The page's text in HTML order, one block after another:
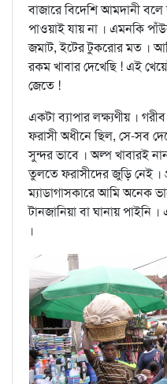
বাজারে বিদেশি আমদানী
পাওয়াই যায় না । এমনকি
জমাট, ইটের টুকরোর মত ।
রকম খাবার দেখেছি ! এই
জেতে !
একটা ব্যাপার লক্ষ্যণীয় ।
ফরাসী অধীনে ছিল, সে-সব
সুন্দর ভাবে । অল্প খাবারই
তুলতে ফরাসীদের জুড়ি নেই ।
ম্যাডাগাসকারে আমি অনেক
টানজানিয়া বা ঘানায় পাইনি
।